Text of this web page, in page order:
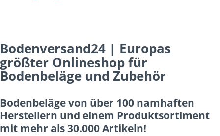
Bodenversand24 | Europas
größter Onlineshop für
Bodenbeläge und Zubehör
Bodenbeläge von über 100 namhaften
Herstellern und einem Produktsortiment
mit mehr als 30.000 Artikeln!